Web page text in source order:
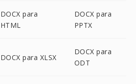
DOCX para
HTML
DOCX para
PPTX
DOCX para XLSX
DOCX para
ODT